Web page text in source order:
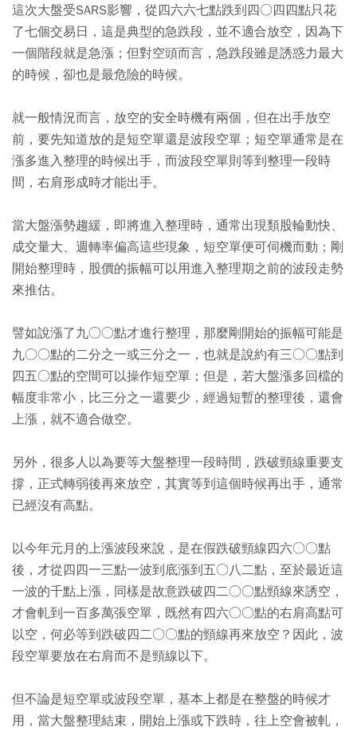
這次大盤受SARS影響，從四六六七點跌到四○四四點只花
了七個交易日，這是典型的急跌段，並不適合放空，因為下
一個階段就是急漲；但對空頭而言，急跌段雖是誘惑力最大
的時候，卻也是最危險的時候。
就一般情況而言，放空的安全時機有兩個，但在出手放空
前，要先知道放的是短空單還是波段空單；短空單通常是在
漲多進入整理的時候出手，而波段空單則等到整理一段時
間，右肩形成時才能出手。
當大盤漲勢趨緩，即將進入整理時，通常出現類股輪動快、
成交量大、週轉率偏高這些現象，短空單便可伺機而動；剛
開始整理時，股價的振幅可以用進入整理期之前的波段走勢
來推估。
譬如說漲了九○○點才進行整理，那麼剛開始的振幅可能是
九○○點的二分之一或三分之一，也就是說約有三○○點到
四五○點的空間可以操作短空單；但是，若大盤漲多回檔的
幅度非常小，比三分之一還要少，經過短暫的整理後，還會
上漲，就不適合做空。
另外，很多人以為要等大盤整理一段時間，跌破頸線重要支
撐，正式轉弱後再來放空，其實等到這個時候再出手，通常
已經沒有高點。
以今年元月的上漲波段來說，是在假跌破頸線四六○○點
後，才從四四一三點一波到底漲到五○八二點，至於最近這
一波的千點上漲，同樣是故意跌破四二○○點頸線來誘空，
才會軋到一百多萬張空單，既然有四六○○點的右肩高點可
以空，何必等到跌破四二○○點的頸線再來放空？因此，波
段空單要放在右肩而不是頸線以下。
但不論是短空單或波段空單，基本上都是在整盤的時候才
用，當大盤整理結束，開始上漲或下跌時，往上空會被軋，